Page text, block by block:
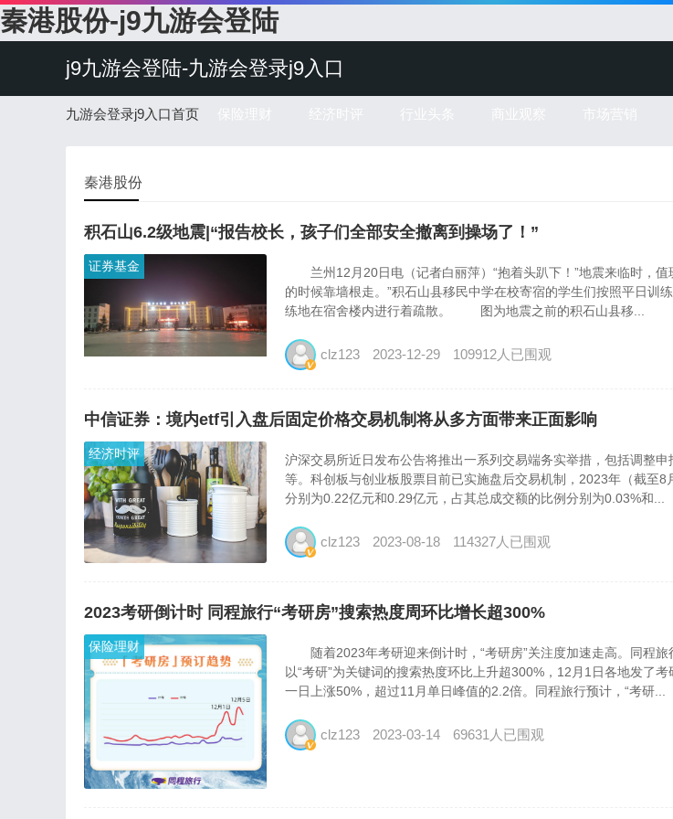
秦港股份-j9九游会登陆
j9九游会登陆-九游会登录j9入口
九游会登录j9入口首页
秦港股份
积石山6.2级地震|“报告校长，孩子们全部安全撤离到操场了！”
证券基金
兰州12月20日电（记者白丽萍）“抱着头趴下！”地震来临时，值
的时候靠墙根走。”积石山县移民中学在校寄宿的学生们按照平日训
练地在宿舍楼内进行着疏散。 图为地震之前的积石山县移...
clz123 2023-12-29 109912人已围观
中信证券：境内etf引入盘后固定价格交易机制将从多方面带来正面影响
经济时评
沪深交易所近日发布公告将推出一系列交易端务实举措，包括调整
等。科创板与创业板股票目前已实施盘后交易机制，2023年（截至
分别为0.22亿元和0.29亿元，占其总成交额的比例分别为0.03%和...
clz123 2023-08-18 114327人已围观
2023考研倒计时 同程旅行“考研房”搜索热度周环比增长超300%
保险理财
随着2023年考研迎来倒计时，“考研房”关注度加速走高。同程旅
以“考研”为关键词的搜索热度环比上升超300%，12月1日各地发了
一日上涨50%，超过11月单日峰值的2.2倍。同程旅行预计，“考研...
clz123 2023-03-14 69631人已围观